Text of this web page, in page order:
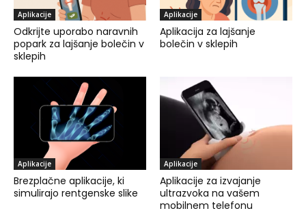
Aplikacije
Odkrijte uporabo naravnih
popark za lajšanje bolečin v
sklepih
Aplikacije
Aplikacija za lajšanje
bolečin v sklepih
Aplikacije
Brezplačne aplikacije, ki
simulirajo rentgenske slike
Aplikacije
Aplikacije za izvajanje
ultrazvoka na vašem
mobilnem telefonu